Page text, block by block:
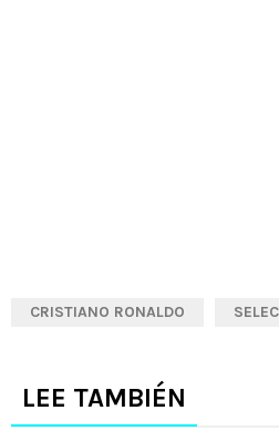
CRISTIANO RONALDO
LEE TAMBIÉN